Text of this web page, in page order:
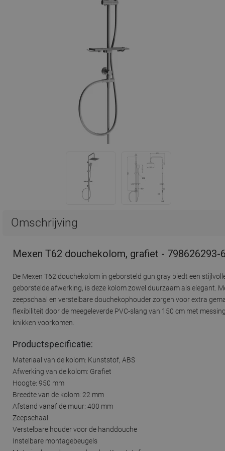
Omschrijving
Mexen T62 douchekolom, grafiet - 798626293-
De Mexen T62 douchekolom in geborsteld gun gray biedt een
geborstelde afwerking, is deze kolom zowel duurzaam als elegant.
zeepschaal en verstelbare douchekophouder zorgen voor extra
flexibiliteit door de meegeleverde PVC-slang van 150 cm met
knikken voorkomen.
Productspecificatie:
Materiaal van de kolom: Kunststof, ABS
Afwerking van de kolom: Grafiet
Hoogte: 950 mm
Breedte van de kolom: 22 mm
Afstand vanaf de muur: 400 mm
Zeepschaal
Verstelbare houder voor de handdouche
Instelbare montagebeugels